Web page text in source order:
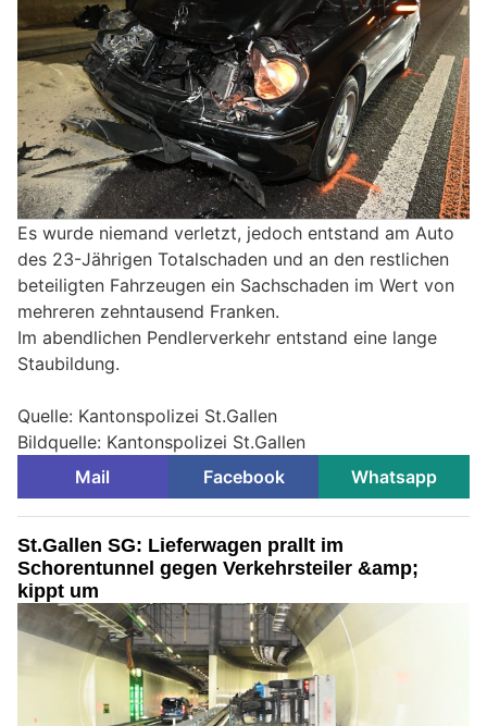
Es wurde niemand verletzt, jedoch entstand am Auto
des 23-Jährigen Totalschaden und an den restlichen
beteiligten Fahrzeugen ein Sachschaden im Wert von
mehreren zehntausend Franken.
Im abendlichen Pendlerverkehr entstand eine lange
Staubildung.
Quelle: Kantonspolizei St.Gallen
Bildquelle: Kantonspolizei St.Gallen
Mail
Facebook Whatsapp
St.Gallen SG: Lieferwagen prallt im
Schorentunnel gegen Verkehrsteiler &amp;
kippt um